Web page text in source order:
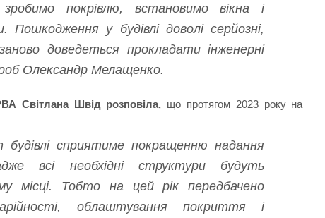
покрівлю, встановимо вікна і
у будівлі доволі серйозні,
доведеться прокладати інженерні
Олександр Мелащенко.
Світлана Швід розповіла, що протягом 2023 року на
будівлі сприятиме покращенню надання
всі необхідні структури будуть
місці. Тобто на цей рік передбачено
облаштування покриття і